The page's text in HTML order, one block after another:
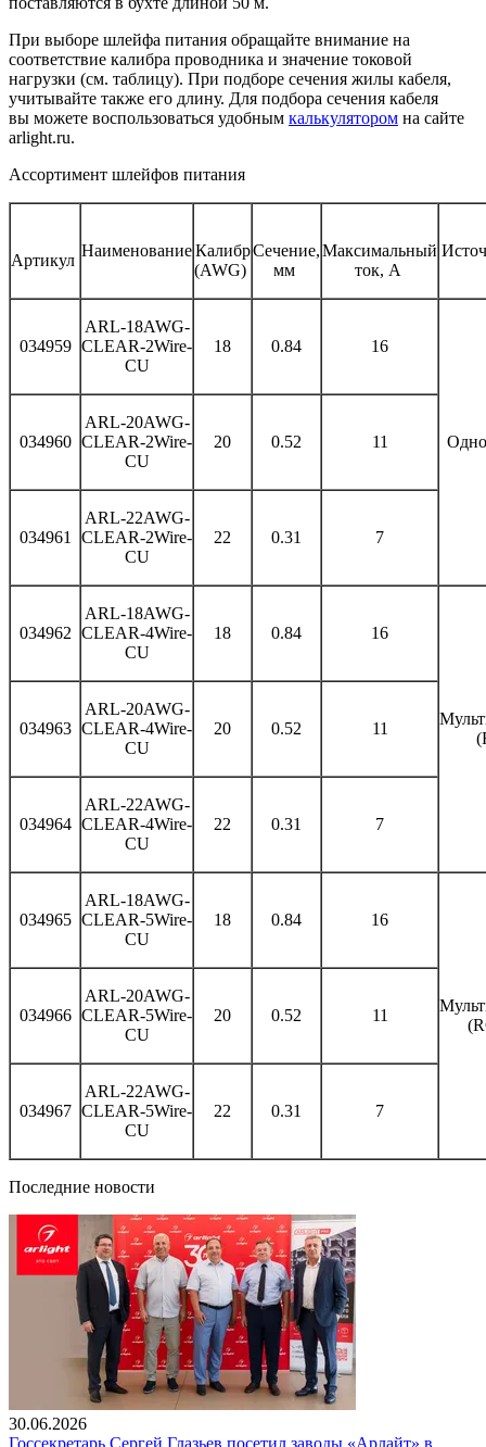
При выборе шлейфа питания обращайте внимание на
соответствие калибра проводника и значение токовой
нагрузки (см. таблицу). При подборе сечения жилы кабеля,
учитывайте также его длину. Для подбора сечения кабеля
вы можете воспользоваться удобным калькулятором на сайте
arlight.ru.
Ассортимент шлейфов питания
Артикул
НаименованиеКалибр
(AWG)
Сечение,
мм
Максимальный
ток, А
034959
ARL-18AWG-
CLEAR-2Wire-
CU
18 0.84 16
034960
ARL-20AWG-
CLEAR-2Wire-
CU
20 0.52 11
034961
ARL-22AWG-
CLEAR-2Wire-
CU
22 0.31 7
034962
ARL-18AWG-
CLEAR-4Wire-
CU
18 0.84 16
034963
ARL-20AWG-
CLEAR-4Wire-
CU
20 0.52 11
034964
ARL-22AWG-
CLEAR-4Wire-
CU
22 0.31 7
034965
ARL-18AWG-
CLEAR-5Wire-
CU
18 0.84 16
034966
ARL-20AWG-
CLEAR-5Wire-
CU
20 0.52 11
034967
ARL-22AWG-
CLEAR-5Wire-
CU
22 0.31 7
Последние новости
30.06.2026
Госсекретарь Сергей Глазьев посетил заводы «Арлайт» в